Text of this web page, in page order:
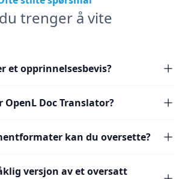
trenger å vite
et opprinnelsesbevis?
OpenL Doc Translator?
kan du oversette?
versjon av et oversatt